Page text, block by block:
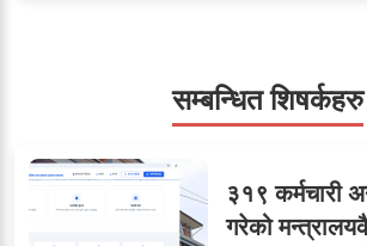
सहसचिवमा प्रथम भएका
विजयकुमार शर्माको लोकसेवा
टिप्स
सम्बन्धित शिषर्कहरु
३१९ कर्मचारी
गरेको